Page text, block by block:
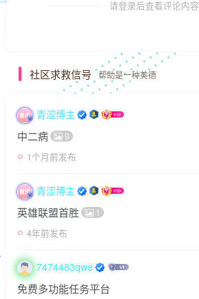
请登录后查看评论内容
社区求救信号 帮助是一种美德
青涩博主
中二病 9
1个月前发布
青涩博主
英雄联盟首胜 1
4年前发布
7474483qwe
免费多功能任务平台